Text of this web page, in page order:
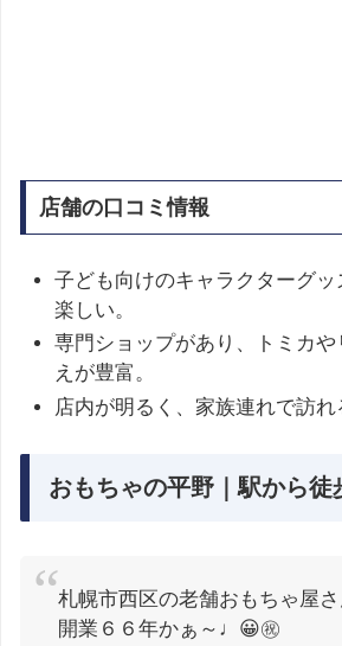
店舗の口コミ情報
子ども向けのキャラクターグ
楽しい。
専門ショップがあり、トミカ
えが豊富。
店内が明るく、家族連れで訪れ
おもちゃの平野｜駅から徒
札幌市西区の老舗おもちゃ屋
開業６６年かぁ～♩😀㊗️